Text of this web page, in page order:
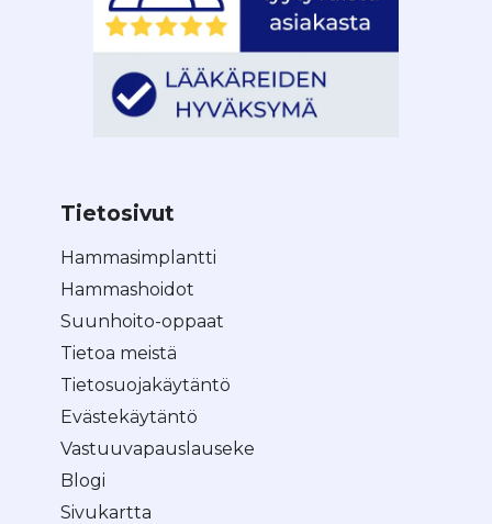
Tietosivut
Hammasimplantti
Hammashoidot
Suunhoito-oppaat
Tietoa meistä
Tietosuojakäytäntö
Evästekäytäntö
Vastuuvapauslauseke
Blogi
Sivukartta